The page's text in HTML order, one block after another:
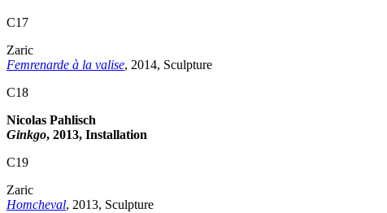
C17
Zaric
Femrenarde à la valise, 2014, Sculpture
C18
Nicolas Pahlisch
Ginkgo, 2013, Installation
C19
Zaric
Homcheval, 2013, Sculpture